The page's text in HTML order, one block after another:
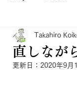
直しなが
Takahiro
更新日： 2020年9月